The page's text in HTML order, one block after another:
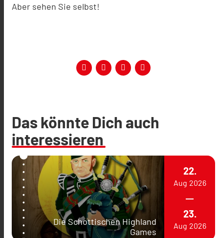
Aber sehen Sie selbst!
Das könnte Dich auch
interessieren
Die Schottischen Highland
Games
22.
Aug 2026
23.
Aug 2026